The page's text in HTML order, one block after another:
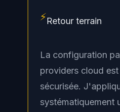
⚡Retour terrain
La configuration
providers cloud
sécurisée.
systématiquement